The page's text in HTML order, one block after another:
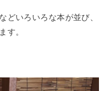
どいろいろな本が並び、
す。